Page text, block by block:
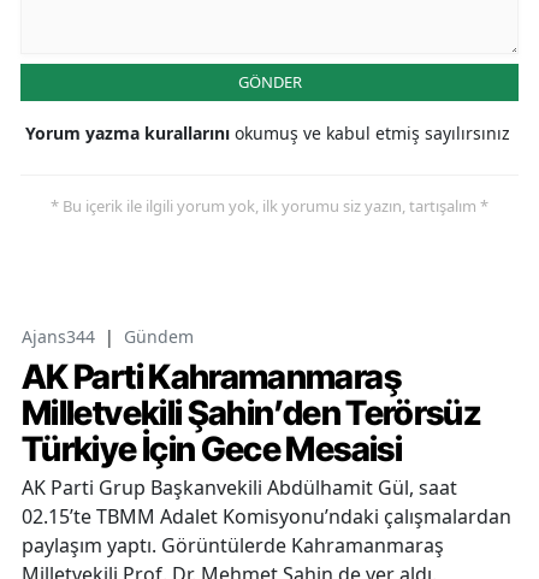
GÖNDER
Yorum yazma kurallarını okumuş ve kabul etmiş sayılırsınız
* Bu içerik ile ilgili yorum yok, ilk yorumu siz yazın, tartışalım *
Ajans344 | Gündem
AK Parti Kahramanmaraş
Milletvekili Şahin’den Terörsüz
Türkiye İçin Gece Mesaisi
AK Parti Grup Başkanvekili Abdülhamit Gül, saat
02.15’te TBMM Adalet Komisyonu’ndaki çalışmalardan
paylaşım yaptı. Görüntülerde Kahramanmaraş